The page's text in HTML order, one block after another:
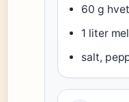
60 g
1 liter
salt,